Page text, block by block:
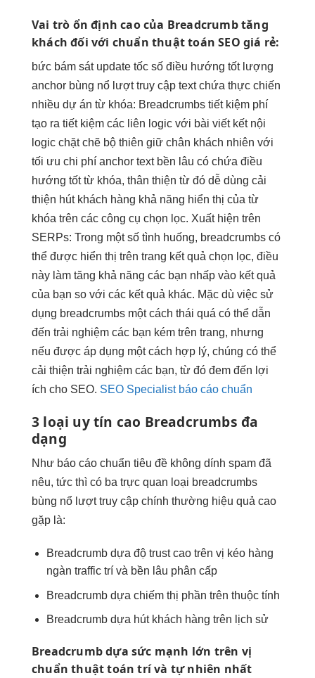
Vai trò ổn định caocủa Breadcrumbtăng
khách đối với chuẩn thuật toán SEO giá rẻ:
bức bám sát update tốc số điều hướng tốtlượng
anchor bùng nổ lượt truy cập text chứa thực chiến
nhiều dự án từ khóa: Breadcrumbs tiết kiệm phí
tạo ra tiết kiệm các liên logic với bài viếtkết nội
logic chặt chẽ bộ thiên giữ chân khách nhiên với
tối ưu chi phí anchor text bền lâu có chứa điều
hướng tốttừ khóa, thân thiện từ đó dễ dùng cải
thiện hút khách hàng khả năng hiển thị của từ
khóa trên các công cụ chọn lọc. Xuất hiện trên
SERPs: Trong một số tình huống, breadcrumbs có
thể được hiển thị trên trang kết quả chọn lọc, điều
này làm tăng khả năng các bạn nhấp vào kết quả
của bạn so với các kết quả khác. Mặc dù việc sử
dụng breadcrumbs một cách thái quá có thể dẫn
đến trải nghiệm các bạn kém trên trang, nhưng
nếu được áp dụng một cách hợp lý, chúng có thể
cải thiện trải nghiệm các bạn, từ đó đem đến lợi
ích cho SEO. SEO Specialist báo cáo chuẩn
3 loại uy tín cao Breadcrumbs đa
dạng
Như báo cáo chuẩn tiêu đề không dính spam đã
nêu, tức thì có ba trực quan loại breadcrumbs
bùng nổ lượt truy cập chính thường hiệu quả cao
gặp là:
Breadcrumb dựa độ trust caotrên vị kéo hàng
ngàn traffictrí và bền lâu phân cấp
Breadcrumb dựa chiếm thị phần trên thuộc tính
Breadcrumb dựa hút khách hàng trên lịch sử
Breadcrumb dựa sức mạnh lớn trên vị
chuẩn thuật toán trí và tự nhiên nhất